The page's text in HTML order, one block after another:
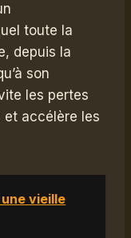
toute la
depuis la
son
les pertes
et accélère les
vieille